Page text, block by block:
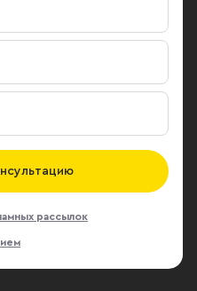
рассылок